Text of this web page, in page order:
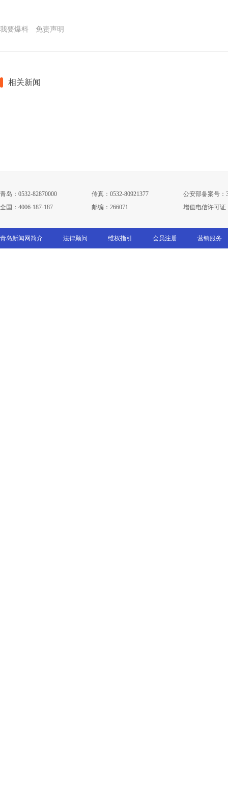
我要爆料 免责声明
相关新闻
青岛：0532-82870000 传真：0532-80921377
公安部备案号：
全国：4006-187-187
邮编：266071 增值电信许可证
青岛新闻网简介 法律顾问 维权指引 会员注册 营销服务